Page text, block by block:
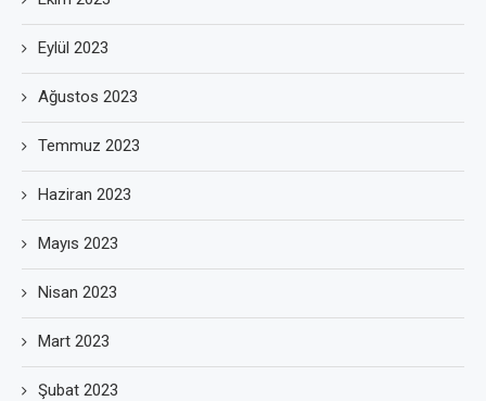
Eylül 2023
Ağustos 2023
Temmuz 2023
Haziran 2023
Mayıs 2023
Nisan 2023
Mart 2023
Şubat 2023